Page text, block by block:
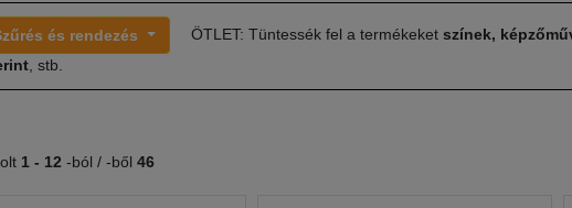
és rendezés ÖTLET: Tüntessék fel a termékeket színek,
, stb.
1 - 12 -ból / -ből 46